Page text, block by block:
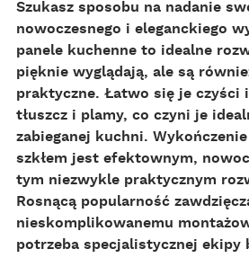
Szukasz sposobu na nadanie
nowoczesnego i eleganckiego
panele kuchenne to idealne
pięknie wyglądają, ale są
praktyczne. Łatwo się je czyści
tłuszcz i plamy, co czyni je
zabieganej kuchni.
szkłem jest efektownym,
tym niezwykle praktycznym
Rosnącą popularność
nieskomplikowanemu
potrzeba specjalistycznej ekipy